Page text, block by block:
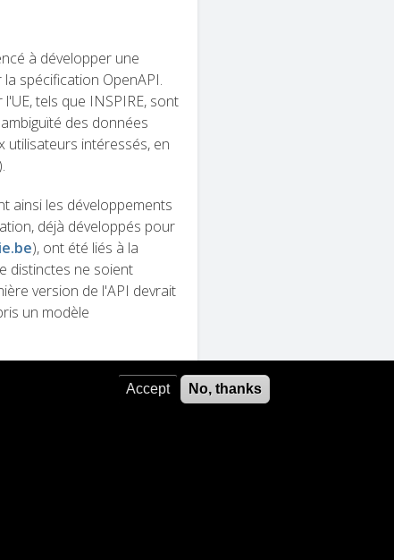
à développer une
spécification OpenAPI.
tels que INSPIRE, sont
des données
intéressés, en
ainsi les développements
déjà développés pour
), ont été liés à la
distinctes ne soient
version de l'API devrait
un modèle
Accept No, thanks